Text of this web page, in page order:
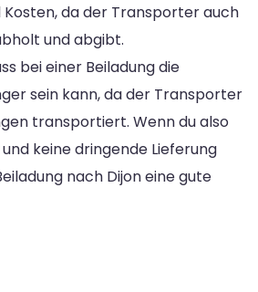
da der Transporter auch
und abgibt.
bei einer Beiladung die
sein kann, da der Transporter
transportiert. Wenn du also
keine dringende Lieferung
nach Dijon eine gute